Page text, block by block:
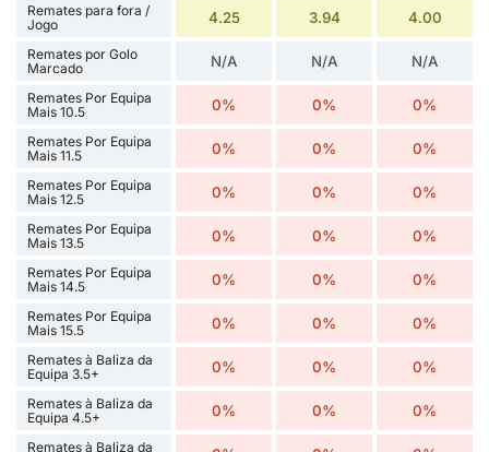
Remates para fora /
Jogo
4.25 3.94 4.00
Remates por Golo
Marcado
N/A N/A N/A
Remates Por Equipa
Mais 10.5
0% 0% 0%
Remates Por Equipa
Mais 11.5
0% 0% 0%
Remates Por Equipa
Mais 12.5
0% 0% 0%
Remates Por Equipa
Mais 13.5
0% 0% 0%
Remates Por Equipa
Mais 14.5
0% 0% 0%
Remates Por Equipa
Mais 15.5
0% 0% 0%
Remates à Baliza da
Equipa 3.5+
0% 0% 0%
Remates à Baliza da
Equipa 4.5+
0% 0% 0%
Remates à Baliza da